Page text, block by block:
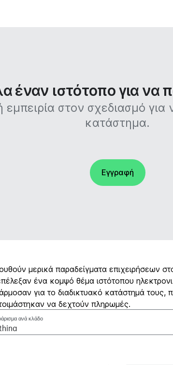
έναν ιστότοπο για να
εμπειρία στον σχεδιασμό
κατάστημα.
Εγγραφή
μερικά παραδείγματα επιχειρήσεων
ένα κομψό θέμα ιστότοπου
για το διαδικτυακό κατάστημά τους,
να δεχτούν πληρωμές.
ανά κλάδο